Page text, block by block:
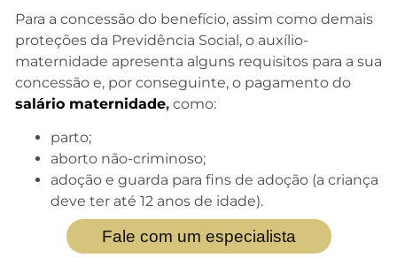
Para a concessão do benefício, assim como demais
proteções da Previdência Social, o auxílio-
maternidade apresenta alguns requisitos para a sua
concessão e, por conseguinte, o pagamento do
salário maternidade, como:
parto;
aborto não-criminoso;
adoção e guarda para fins de adoção (a criança
deve ter até 12 anos de idade).
Fale com um especialista